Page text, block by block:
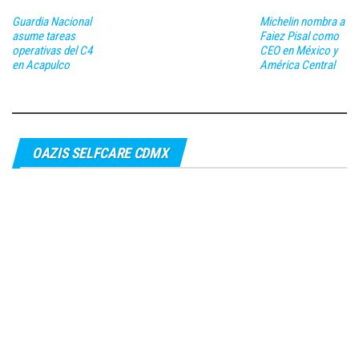
Guardia Nacional
asume tareas
operativas del C4
en Acapulco
Michelin nombra a
Faiez Pisal como
CEO en México y
América Central
OAZIS SELFCARE CDMX